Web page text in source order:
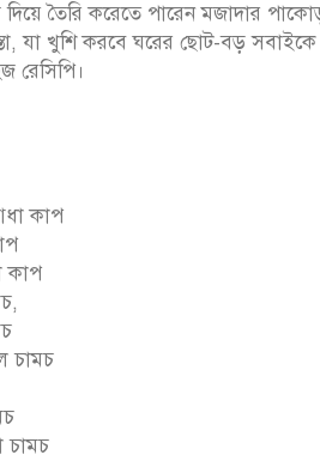
দিয়ে তৈরি করেতে পারেন মজাদার
যা খুশি করবে ঘরের ছোট-বড়
রেসিপি।
কাপ
কাপ
চামচ
চামচ